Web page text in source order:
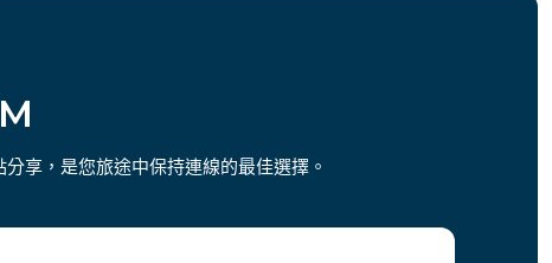
享，是您旅途中保持連線的最佳選擇。